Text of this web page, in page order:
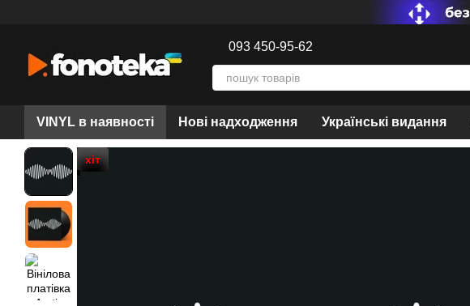
093 450-95-62
VINYL в наявності Нові надходження Українські видання
хіт